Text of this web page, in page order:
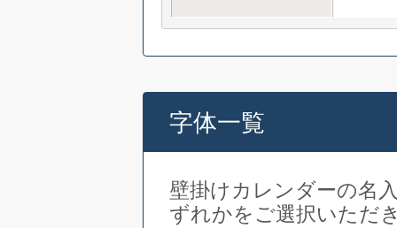
字体一覧
壁掛けカレンダーの名
ずれかをご選択いただ